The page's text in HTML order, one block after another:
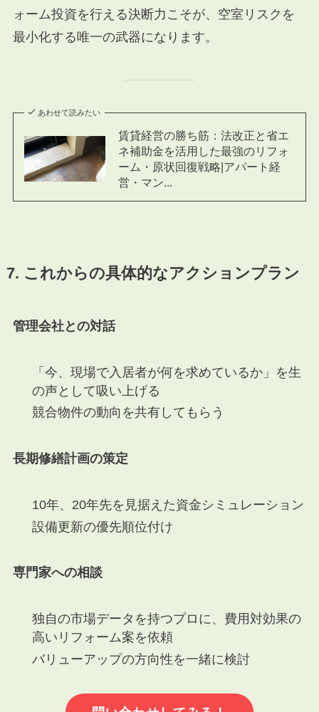
ォーム投資を行える決断力こそが、空室リスクを
最小化する唯一の武器になります。
あわせて読みたい
賃貸経営の勝ち筋：法改正と省エ
ネ補助金を活用した最強のリフォ
ーム・原状回復戦略|アパート経
営・マン...
7. これからの具体的なアクションプラン
管理会社との対話
「今、現場で入居者が何を求めているか」を生
の声として吸い上げる
競合物件の動向を共有してもらう
長期修繕計画の策定
10年、20年先を見据えた資金シミュレーション
設備更新の優先順位付け
専門家への相談
独自の市場データを持つプロに、費用対効果の
高いリフォーム案を依頼
バリューアップの方向性を一緒に検討